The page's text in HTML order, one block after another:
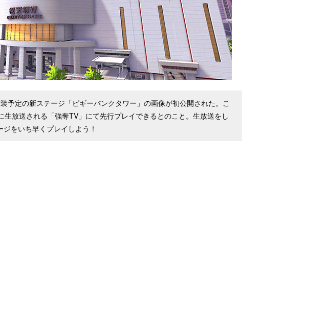
予定の新ステージ「ピギーバンクタワー」の画像が初公開された。こ
放送される「強奪TV」にて先行プレイできるとのこと。生放送をし
をいち早くプレイしよう！